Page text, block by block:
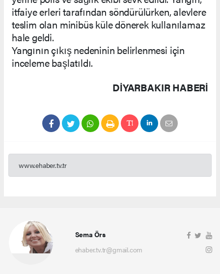
itfaiye erleri tarafından söndürülürken, alevlere
teslim olan minibüs küle dönerek kullanılamaz
hale geldi.
Yangının çıkış nedeninin belirlenmesi için
inceleme başlatıldı.
DIYARBAKIR HABERİ
www.ehaber.tv.tr
Sema Örs
ehaber.tv.tr@gmail.com